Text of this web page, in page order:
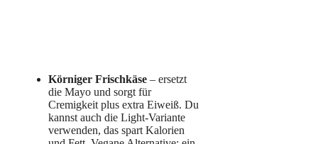
Körniger Frischkäse – ersetzt
die Mayo und sorgt für
Cremigkeit plus extra Eiweiß. Du
kannst auch die Light-Variante
verwenden, das spart Kalorien